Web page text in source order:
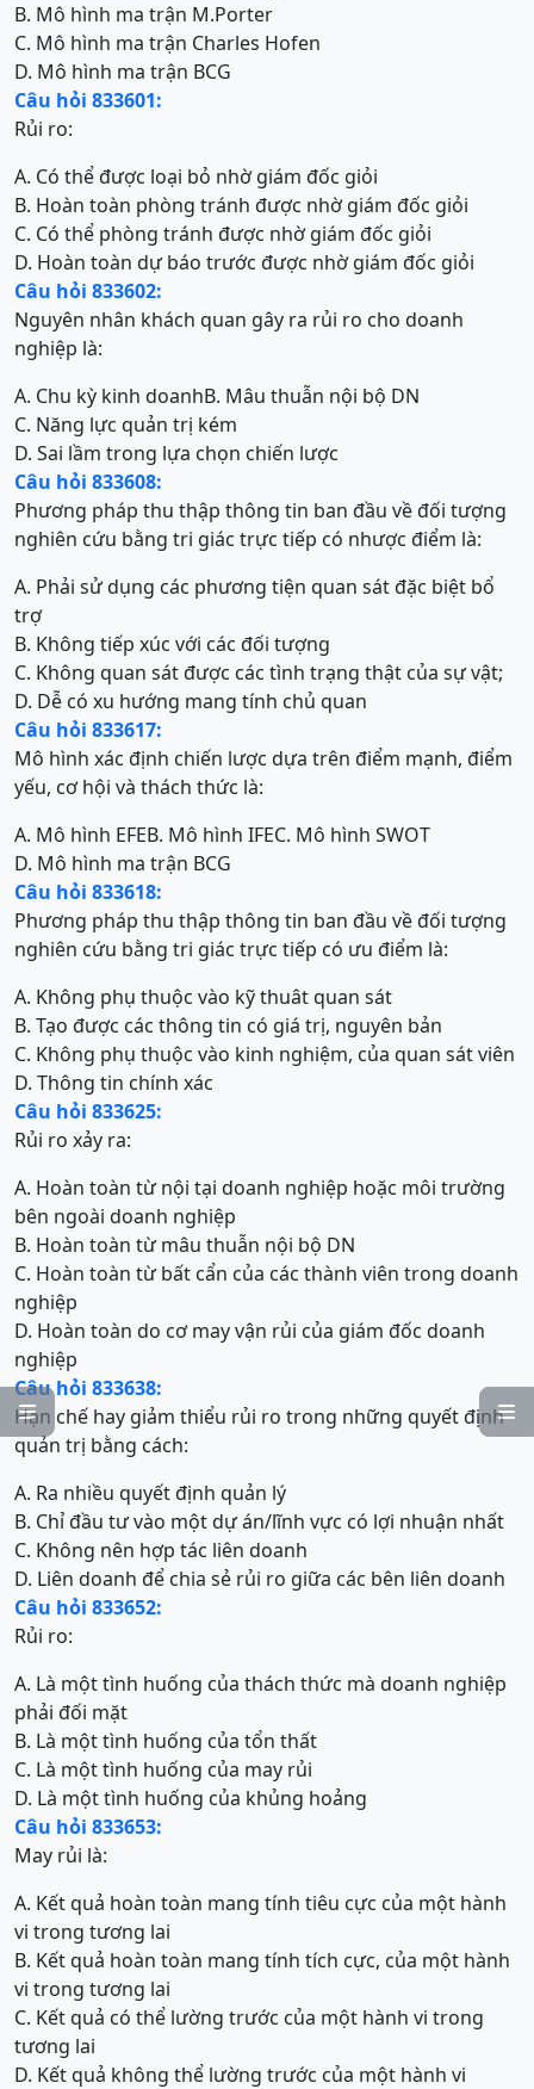


B. Mô hình ma trận M.Porter
C. Mô hình ma trận Charles Hofen
D. Mô hình ma trận BCG
Câu hỏi 833601:
Rủi ro:
A. Có thể được loại bỏ nhờ giám đốc giỏi
B. Hoàn toàn phòng tránh được nhờ giám đốc giỏi
C. Có thể phòng tránh được nhờ giám đốc giỏi
D. Hoàn toàn dự báo trước được nhờ giám đốc giỏi
Câu hỏi 833602:
Nguyên nhân khách quan gây ra rủi ro cho doanh
nghiệp là:
A. Chu kỳ kinh doanhB. Mâu thuẫn nội bộ DN
C. Năng lực quản trị kém
D. Sai lầm trong lựa chọn chiến lược
Câu hỏi 833608:
Phương pháp thu thập thông tin ban đầu về đối tượng
nghiên cứu bằng tri giác trực tiếp có nhược điểm là:
A. Phải sử dụng các phương tiện quan sát đặc biệt bổ
trợ
B. Không tiếp xúc với các đối tượng
C. Không quan sát được các tình trạng thật của sự vật;
D. Dễ có xu hướng mang tính chủ quan
Câu hỏi 833617:
Mô hình xác định chiến lược dựa trên điểm mạnh, điểm
yếu, cơ hội và thách thức là:
A. Mô hình EFEB. Mô hình IFEC. Mô hình SWOT
D. Mô hình ma trận BCG
Câu hỏi 833618:
Phương pháp thu thập thông tin ban đầu về đối tượng
nghiên cứu bằng tri giác trực tiếp có ưu điểm là:
A. Không phụ thuộc vào kỹ thuât quan sát
B. Tạo được các thông tin có giá trị, nguyên bản
C. Không phụ thuộc vào kinh nghiệm, của quan sát viên
D. Thông tin chính xác
Câu hỏi 833625:
Rủi ro xảy ra:
A. Hoàn toàn từ nội tại doanh nghiệp hoặc môi trường
bên ngoài doanh nghiệp
B. Hoàn toàn từ mâu thuẫn nội bộ DN
C. Hoàn toàn từ bất cẩn của các thành viên trong doanh
nghiệp
D. Hoàn toàn do cơ may vận rủi của giám đốc doanh
nghiệp
Câu hỏi 833638:
Hạn chế hay giảm thiểu rủi ro trong những quyết định
quản trị bằng cách:
A. Ra nhiều quyết định quản lý
B. Chỉ đầu tư vào một dự án/lĩnh vực có lợi nhuận nhất
C. Không nên hợp tác liên doanh
D. Liên doanh để chia sẻ rủi ro giữa các bên liên doanh
Câu hỏi 833652:
Rủi ro:
A. Là một tình huống của thách thức mà doanh nghiệp
phải đối mặt
B. Là một tình huống của tổn thất
C. Là một tình huống của may rủi
D. Là một tình huống của khủng hoảng
Câu hỏi 833653:
May rủi là:
A. Kết quả hoàn toàn mang tính tiêu cực của một hành
vi trong tương lai
B. Kết quả hoàn toàn mang tính tích cực, của một hành
vi trong tương lai
C. Kết quả có thể lường trước của một hành vi trong
tương lai
D. Kết quả không thể lường trước của một hành vi